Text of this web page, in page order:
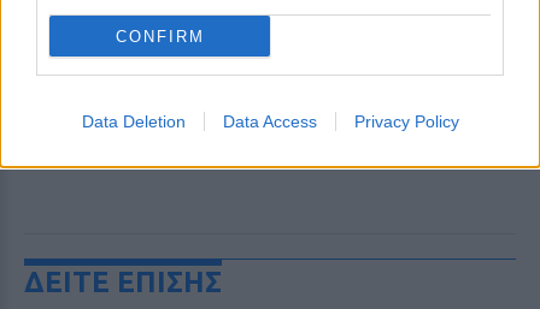
CONFIRM
Data Deletion Data Access Privacy Policy
ΔΕΙΤΕ ΕΠΙΣΗΣ